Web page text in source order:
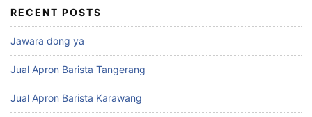
RECENT POSTS
Jawara dong ya
Jual Apron Barista Tangerang
Jual Apron Barista Karawang